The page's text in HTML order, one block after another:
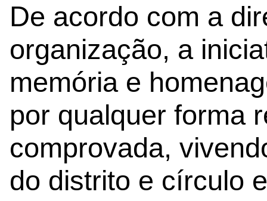
De acordo com a
organização, a
memória e
por qualquer forma
comprovada,
do distrito e círculo